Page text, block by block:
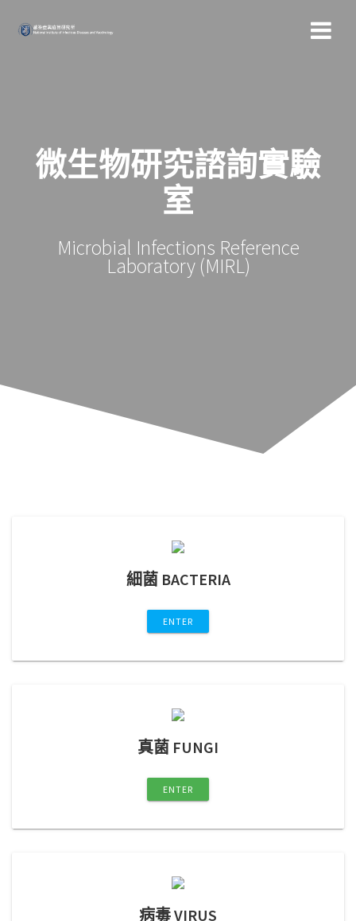
微生物研究諮詢實驗
室
Microbial Infections Reference
Laboratory (MIRL)
細菌 BACTERIA
ENTER
真菌 FUNGI
ENTER
病毒 VIRUS